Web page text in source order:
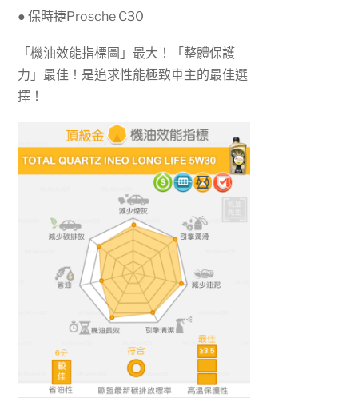
● 保時捷Prosche C30
「機油效能指標圖」最大！「整體保護
力」最佳！是追求性能極致車主的最佳選
擇！